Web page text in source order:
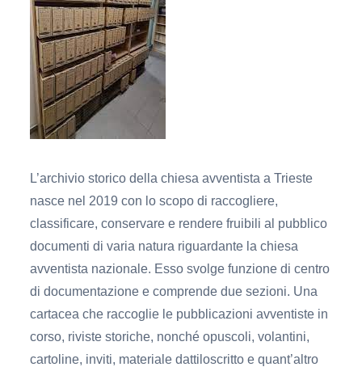
L’archivio storico della chiesa avventista a Trieste
nasce nel 2019 con lo scopo di raccogliere,
classificare, conservare e rendere fruibili al pubblico
documenti di varia natura riguardante la chiesa
avventista nazionale. Esso svolge funzione di centro
di documentazione e comprende due sezioni. Una
cartacea che raccoglie le pubblicazioni avventiste in
corso, riviste storiche, nonché opuscoli, volantini,
cartoline, inviti, materiale dattiloscritto e quant’altro